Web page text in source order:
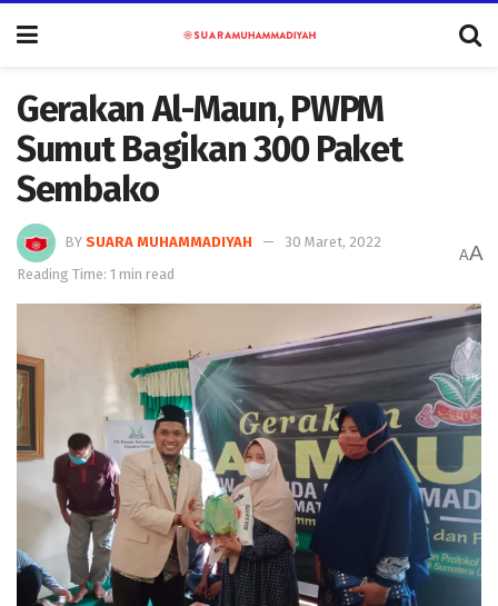
Gerakan Al-Maun, PWPM
Sumut Bagikan 300 Paket
Sembako
BY SUARA MUHAMMADIYAH
30 Maret, 2022
Reading Time: 1 min read
AA